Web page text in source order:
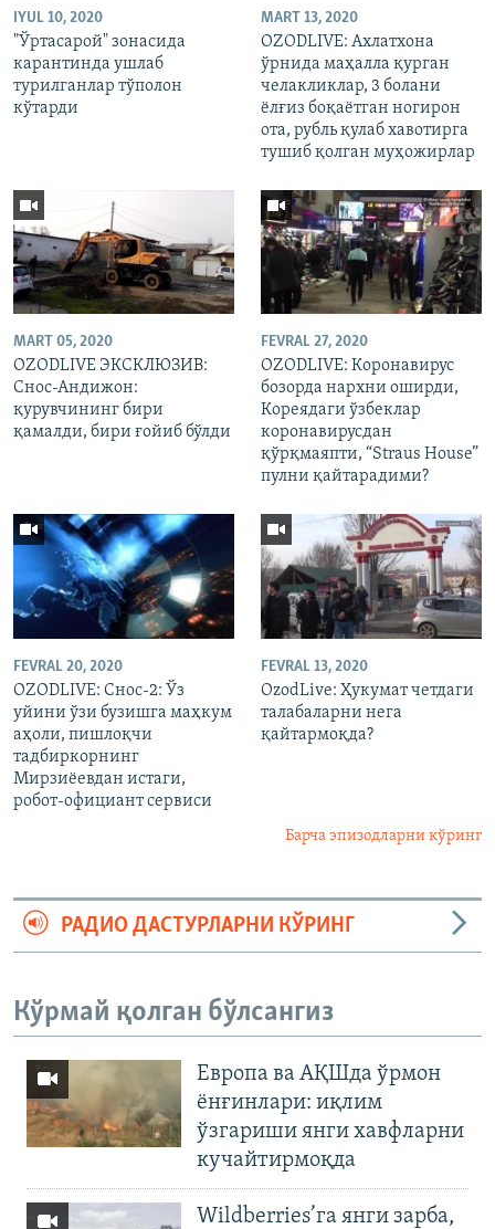
IYUL 10, 2020
"Ўртасарой" зонасида
карантинда ушлаб
турилганлар тўполон
кўтарди
MART 13, 2020
OZODLIVE: Ахлатхона
ўрнида маҳалла қурган
челакликлар, 3 болани
ёлғиз боқаётган ногирон
ота, рубль қулаб хавотирга
тушиб қолган муҳожирлар
MART 05, 2020
OZODLIVE ЭКСКЛЮЗИВ:
Снос-Андижон:
қурувчининг бири
қамалди, бири ғойиб бўлди
FEVRAL 27, 2020
OZODLIVE: Коронавирус
бозорда нархни оширди,
Кореядаги ўзбеклар
коронавирусдан
қўрқмаяпти, “Straus House”
пулни қайтарадими?
FEVRAL 20, 2020
OZODLIVE: Снос-2: Ўз
уйини ўзи бузишга маҳкум
аҳоли, пишлоқчи
тадбиркорнинг
Мирзиёевдан истаги,
робот-официант сервиси
FEVRAL 13, 2020
OzodLive: Ҳукумат четдаги
талабаларни нега
қайтармоқда?
Барча эпизодларни кўринг
РАДИО ДАСТУРЛАРНИ КЎРИНГ
Кўрмай қолган бўлсангиз
Европа ва АҚШда ўрмон
ёнғинлари: иқлим
ўзгариши янги хавфларни
кучайтирмоқда
Wildberries’га янги зарба,